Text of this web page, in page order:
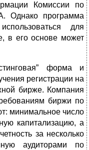
Комиссии по
Однако программа
для
в его основе может
форма и
регистрации на
бирже. Компания
биржи по
минимальное число
капитализацию, а
за несколько
аудиторами по